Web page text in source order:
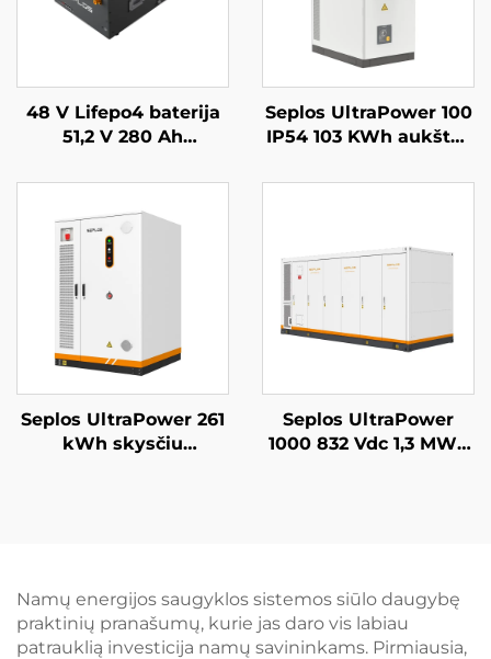
48 V Lifepo4 baterija
51,2 V 280 Ah
atsarginės baterijos
sistema 14 kWh saulės
energijos Seplos
baterija
Seplos UltraPower 100
IP54 103 KWh aukštos
komercinės energijos
BESS
Seplos UltraPower 261
kWh skysčiu
valdymo sistema
mikrotinklams,
pramonei
Seplos UltraPower
1000 832 Vdc 1,3 MWh
mikrotinklai, BESS
Namų energijos saugyklos sistemos siūlo daugybę
praktinių pranašumų, kurie jas daro vis labiau
patrauklią investicija namų savininkams. Pirmiausia,